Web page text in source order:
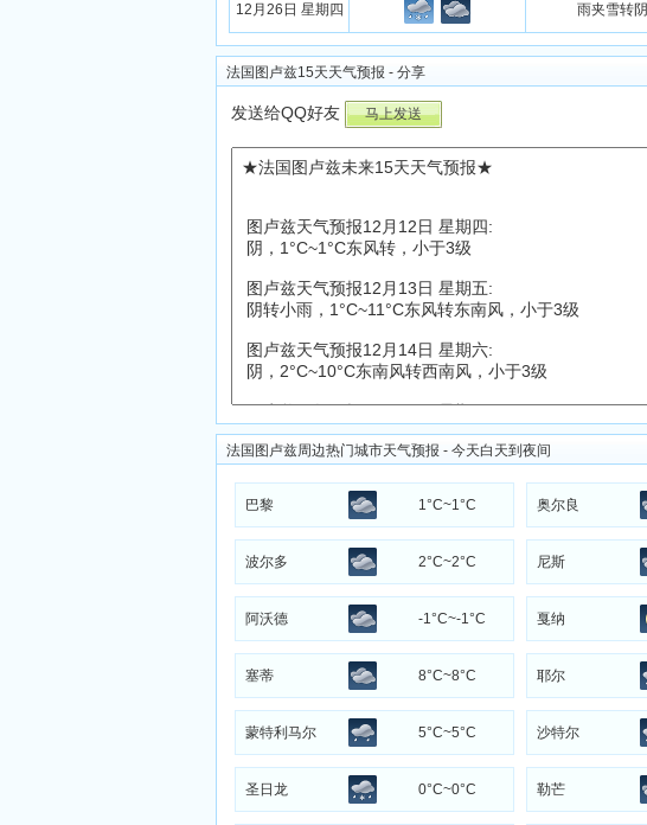
12月26日 星期四 雨夹雪转阴
法国图卢兹15天天气预报 - 分享
发送给QQ好友
法国图卢兹周边热门城市天气预报 - 今天白天到夜间
巴黎 1°C~1°C 奥尔良
波尔多 2°C~2°C 尼斯
阿沃德 -1°C~-1°C 戛纳
塞蒂 8°C~8°C 耶尔
蒙特利马尔 5°C~5°C 沙特尔
圣日龙 0°C~0°C 勒芒